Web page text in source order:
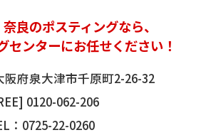
良のポスティングなら、
センターにお任せください！
阪府泉大津市千原町2-26-32
0120-062-206
： 0725-22-0260